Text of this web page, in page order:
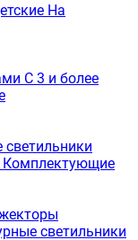
На
С 3 и более
светильники
Комплектующие
светильники